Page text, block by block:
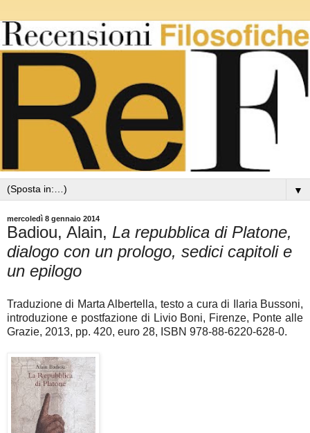
▼
mercoledì 8 gennaio 2014
Badiou, Alain, La repubblica di Platone,
dialogo con un prologo, sedici capitoli e
un epilogo
Traduzione di Marta Albertella, testo a cura di Ilaria Bussoni,
introduzione e postfazione di Livio Boni, Firenze, Ponte alle
Grazie, 2013, pp. 420, euro 28, ISBN 978-88-6220-628-0.